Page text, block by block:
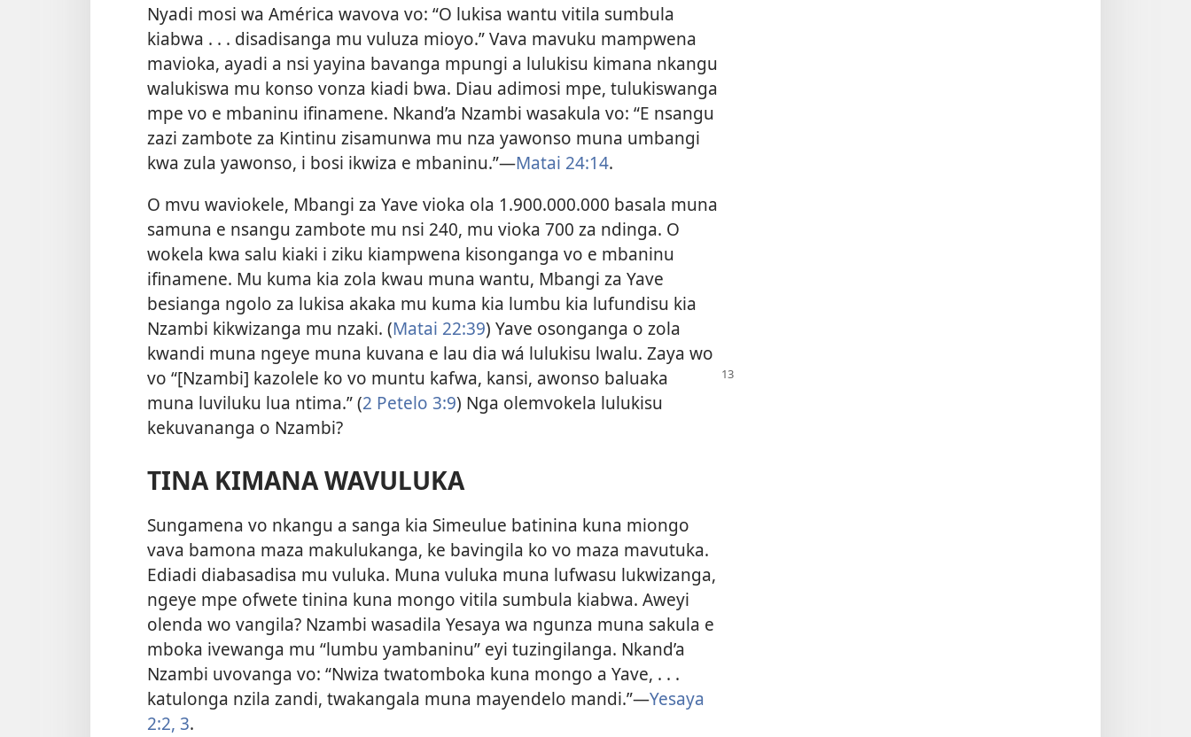
Nyadi mosi wa América wavova vo: “O lukisa wantu vitila sumbula
kiabwa . . . disadisanga mu vuluza mioyo.” Vava mavuku mampwena
mavioka, ayadi a nsi yayina bavanga mpungi a lulukisu kimana nkangu
walukiswa mu konso vonza kiadi bwa. Diau adimosi mpe, tulukiswanga
mpe vo e mbaninu ifinamene. Nkand’a Nzambi wasakula vo: “E nsangu
zazi zambote za Kintinu zisamunwa mu nza yawonso muna umbangi
kwa zula yawonso, i bosi ikwiza e mbaninu.”—Matai 24:14.
O mvu waviokele, Mbangi za Yave vioka ola 1.900.000.000 basala muna
samuna e nsangu zambote mu nsi 240, mu vioka 700 za ndinga. O
wokela kwa salu kiaki i ziku kiampwena kisonganga vo e mbaninu
ifinamene. Mu kuma kia zola kwau muna wantu, Mbangi za Yave
besianga ngolo za lukisa akaka mu kuma kia lumbu kia lufundisu kia
Nzambi kikwizanga mu nzaki. (Matai 22:39) Yave osonganga o zola
kwandi muna ngeye muna kuvana e lau dia wá lulukisu lwalu. Zaya wo
vo “[Nzambi] kazolele ko vo muntu kafwa, kansi, awonso baluaka
muna luviluku lua ntima.” (2 Petelo 3:9) Nga olemvokela lulukisu
kekuvananga o Nzambi?
TINA KIMANA WAVULUKA
Sungamena vo nkangu a sanga kia Simeulue batinina kuna miongo
vava bamona maza makulukanga, ke bavingila ko vo maza mavutuka.
Ediadi diabasadisa mu vuluka. Muna vuluka muna lufwasu lukwizanga,
ngeye mpe ofwete tinina kuna mongo vitila sumbula kiabwa. Aweyi
olenda wo vangila? Nzambi wasadila Yesaya wa ngunza muna sakula e
mboka ivewanga mu “lumbu yambaninu” eyi tuzingilanga. Nkand’a
Nzambi uvovanga vo: “Nwiza twatomboka kuna mongo a Yave, . . .
katulonga nzila zandi, twakangala muna mayendelo mandi.”—Yesaya
2:2, 3.